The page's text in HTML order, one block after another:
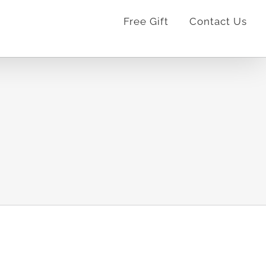
Free Gift Contact Us